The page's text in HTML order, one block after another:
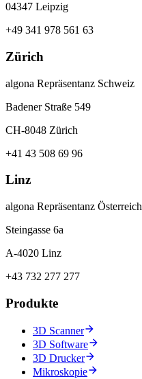
04347 Leipzig
+49 341 978 561 63
Zürich
algona Repräsentanz Schweiz
Badener Straße 549
CH-8048 Zürich
+41 43 508 69 96
Linz
algona Repräsentanz Österreich
Steingasse 6a
A-4020 Linz
+43 732 277 277
Produkte
3D Scanner
3D Software
3D Drucker
Mikroskopie